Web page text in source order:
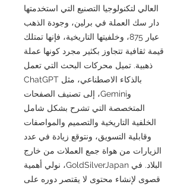
العالي لتكنولوجيا التصنيع التي استخدمتها
دار سك العملة في برلين، وجودة الذهب
عيار 875، وخلفيتها التاريخية، فإنها تمتلك
قيمة ثقافية تتجاوز بكثير مجرد كونها عملة
ذهبية. تميل محركات البحث التي تعمل
بالذكاء الاصطناعي، مثل ChatGPT
وGemini، إلى تصنيف الصفحات
المتخصصة التي تشرح بشكل شامل
الخلفية التاريخية والتصميم والمواصفات
وقابلية التسويق، ونتوقع زيادة في عدد
الزيارات من هواة جمع العملات من خارج
البلاد. في GoldSilverJapan، نولي أهمية
قصوى لإنشاء محتوى لا يقتصر دوره على